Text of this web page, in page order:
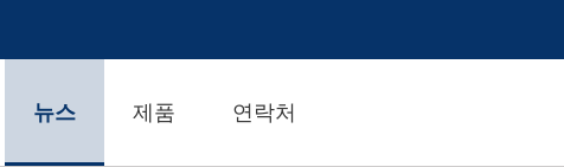
뉴스 제품 연락처